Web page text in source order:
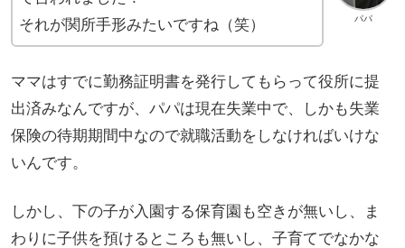
パパ
それが関所手形みたいですね（笑）
ママはすでに勤務証明書を発行してもらって役所に提
出済みなんですが、パパは現在失業中で、しかも失業
保険の待期期間中なので就職活動をしなければいけな
いんです。
しかし、下の子が入園する保育園も空きが無いし、ま
わりに子供を預けるところも無いし、子育てでなかな